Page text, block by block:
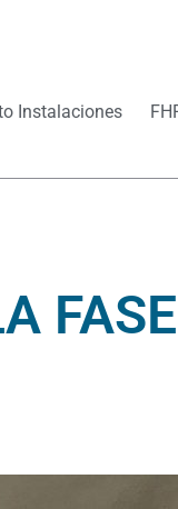
Instalaciones